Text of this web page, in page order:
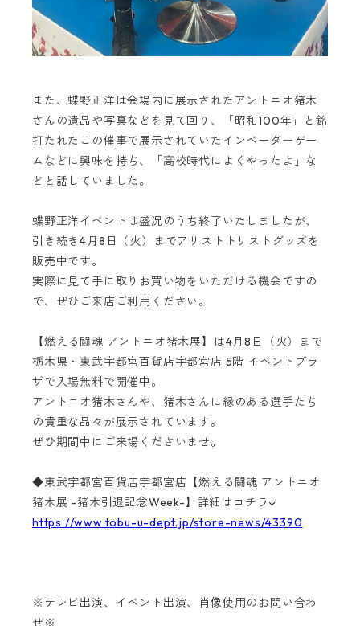
また、蝶野正洋は会場内に展示されたアントニオ猪木
さんの遺品や写真などを見て回り、「昭和100年」と銘
打たれたこの催事で展示されていたインベーダーゲー
ムなどに興味を持ち、「高校時代によくやったよ」な
どと話していました。
蝶野正洋イベントは盛況のうち終了いたしましたが、
引き続き4月8日（火）までアリストトリストグッズを
販売中です。
実際に見て手に取りお買い物をいただける機会ですの
で、ぜひご来店ご利用ください。
【燃える闘魂 アントニオ猪木展】は4月8日（火）まで
栃木県・東武宇都宮百貨店宇都宮店 5階 イベントプラ
ザで入場無料で開催中。
アントニオ猪木さんや、猪木さんに縁のある選手たち
の貴重な品々が展示されています。
ぜひ期間中にご来場くださいませ。
◆東武宇都宮百貨店宇都宮店【燃える闘魂 アントニオ
猪木展 -猪木引退記念Week-】詳細はコチラ↓
https://www.tobu-u-dept.jp/store-news/43390
※テレビ出演、イベント出演、肖像使用のお問い合わ
せ※